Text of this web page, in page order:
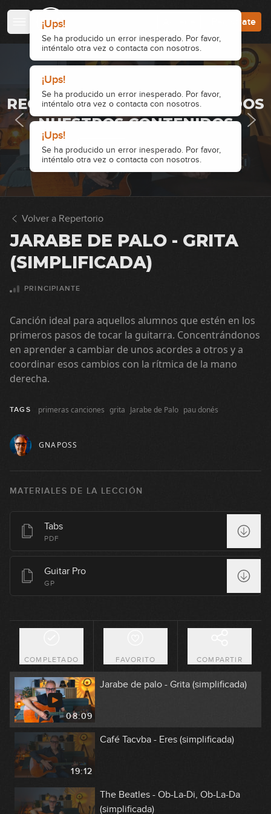
¡Ups!
Se ha producido un error inesperado. Por favor,
inténtalo otra vez o contacta con nosotros.
¡Ups!
Se ha producido un error inesperado. Por favor,
inténtalo otra vez o contacta con nosotros.
¡Ups!
Se ha producido un error inesperado. Por favor,
inténtalo otra vez o contacta con nosotros.
Regístrate
REGÍSTRATE Y ACCEDE A TODOS
NUESTROS CONTENIDOS
Accede Regístrate
Volver a Repertorio
JARABE DE PALO - GRITA
(SIMPLIFICADA)
PRINCIPIANTE
Canción ideal para aquellos alumnos que estén en los
primeros pasos de tocar la guitarra. Concentrándonos
en aprender a cambiar de unos acordes a otros y a
coordinar esos cambios con la rítmica de la mano
derecha.
TAGS primeras canciones grita Jarabe de Palo pau donés
GNAPOSS
MATERIALES DE LA LECCIÓN
Tabs
PDF
Guitar Pro
GP
COMPLETADO FAVORITO COMPARTIR
05:03
Hombres G - Devuélveme a mi chica
(simplificada)
11:09
(simplificada)
06:59
(simplificada)
08:21
Los Rodríguez - Mucho mejor
John Lennon - Imagine (simplificada)
09:54
U2 - Still Haven’t Found What I’m
Looking For (simplificada)
08:34
Enanitos verdes - Lamento boliviano
06:35
12:07
Maná - Rayando el sol (simplificada)
14:21
M-Clan - Carolina (simplificada)
08:09
Jarabe de palo - Grita (simplificada)
19:12
Café Tacvba - Eres (simplificada)
The Beatles - Ob-La-Di, Ob-La-Da
(simplificada)